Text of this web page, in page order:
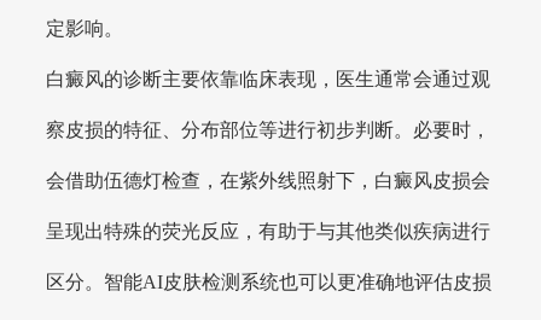
定影响。
白癜风的诊断主要依靠临床表现，医生通常会通过观
察皮损的特征、分布部位等进行初步判断。必要时，
会借助伍德灯检查，在紫外线照射下，白癜风皮损会
呈现出特殊的荧光反应，有助于与其他类似疾病进行
区分。智能AI皮肤检测系统也可以更准确地评估皮损